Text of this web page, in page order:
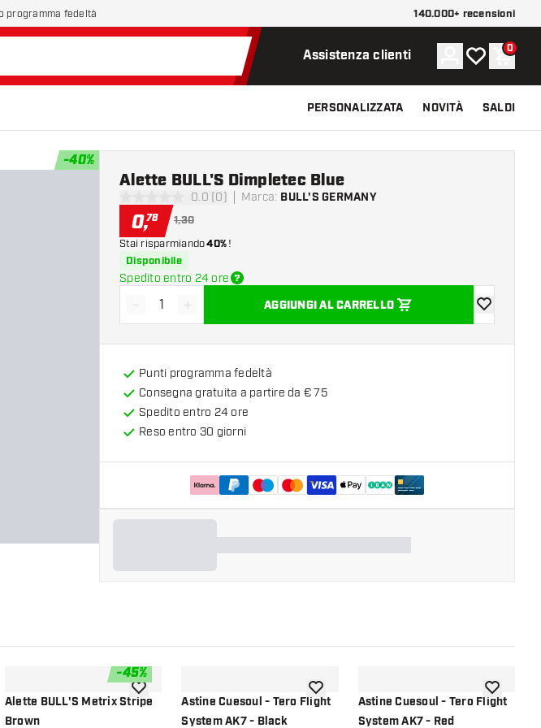
programma fedeltà 140.000+ recensioni
Assistenza clienti Account
La mia lista
0
PERSONALIZZATA NOVITÀ SALDI
-40%
0 stelle di valutazione
0.0 (0) Marca: BULL'S GERMANY
Alette BULL'S Dimpletec Blue
0,78 1,30
Stai risparmiando40%!
Disponibile
Spedito entro 24 ore
Diminuisci quantità
- Aumenta quantità
+ AGGIUNGI AL CARRELLO
aggiungi
Punti programma fedeltà
Consegna gratuita a partire da € 75
Spedito entro 24 ore
Reso entro 30 giorni
alla lista dei desideri
-45%
Alette BULL'S Metrix Stripe
Brown
aggiungi alla lista dei desideri
Astine Cuesoul - Tero Flight
System AK7 - Black
aggiungi alla lista dei desideri
Astine Cuesoul - Tero Flight
System AK7 - Red
aggiungi